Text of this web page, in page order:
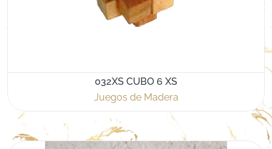
032XS CUBO 6 XS
Juegos de Madera